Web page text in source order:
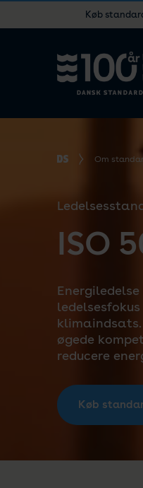
Køb
Om
ISO
øgede
reducere
Køb